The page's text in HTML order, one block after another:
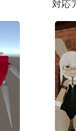
対応